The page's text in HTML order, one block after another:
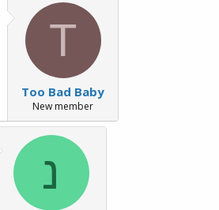
T
Too Bad Baby
New member
נ